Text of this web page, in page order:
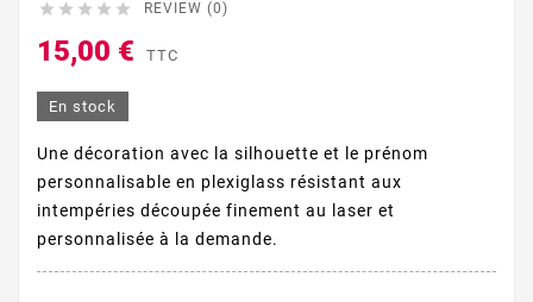
     REVIEW (0)
15,00 € TTC
En stock
Une décoration avec la silhouette et le prénom
personnalisable en plexiglass résistant aux
intempéries découpée finement au laser et
personnalisée à la demande.